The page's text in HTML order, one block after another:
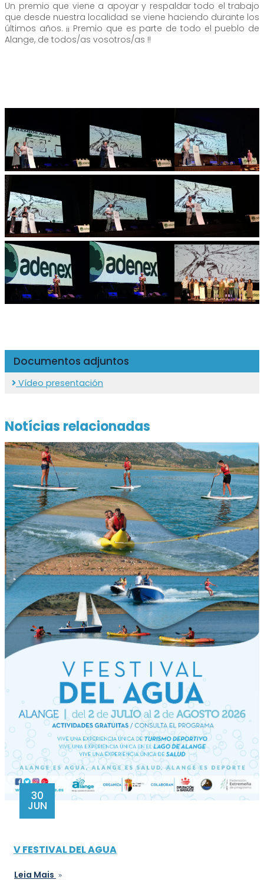
Un premio que viene a apoyar y respaldar todo el trabajo
que desde nuestra localidad se viene haciendo durante los
últimos años. ¡¡ Premio que es parte de todo el pueblo de
Alange, de todos/as vosotros/as !!
Documentos adjuntos
Vídeo presentación
Notícias relacionadas
30
JUN
V FESTIVAL DEL AGUA
Leia Mais